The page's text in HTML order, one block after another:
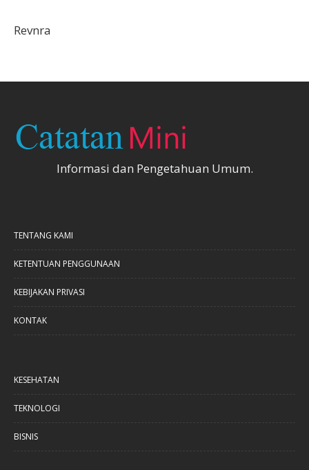
Revnra
Informasi dan Pengetahuan Umum.
TENTANG KAMI
KETENTUAN PENGGUNAAN
KEBIJAKAN PRIVASI
KONTAK
KESEHATAN
TEKNOLOGI
BISNIS